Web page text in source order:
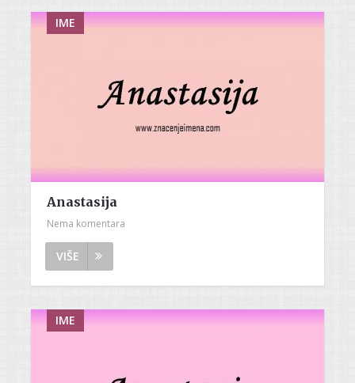
IME
Anastasija
Nema komentara
VIŠE
IME